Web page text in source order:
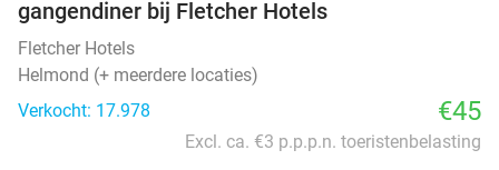
gangendiner bij Fletcher Hotels
Fletcher Hotels
Helmond (+ meerdere locaties)
Verkocht: 17.978
€45
Excl. ca. €3 p.p.p.n. toeristenbelasting